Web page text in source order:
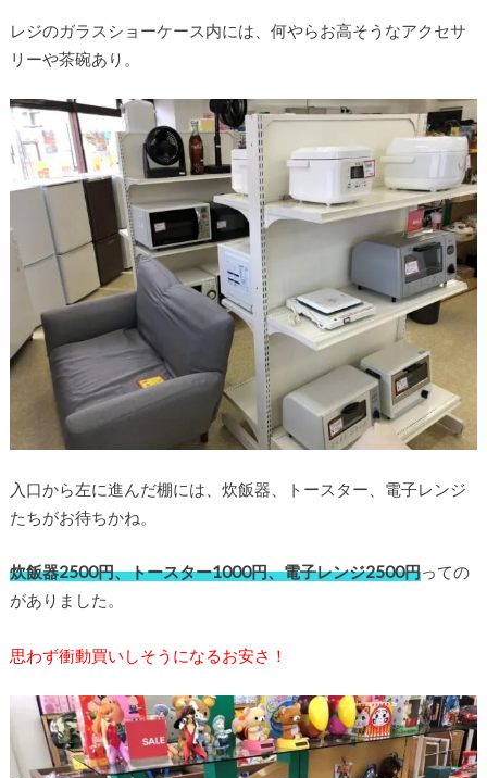
レジのガラスショーケース内には、何やらお高そうなアクセサ
リーや茶碗あり。
入口から左に進んだ棚には、炊飯器、トースター、電子レンジ
たちがお待ちかね。
炊飯器2500円、トースター1000円、電子レンジ2500円っての
がありました。
思わず衝動買いしそうになるお安さ！